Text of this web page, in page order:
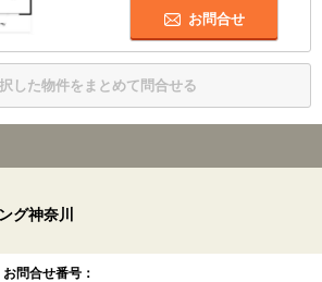
お問合せ
した物件をまとめて問合せる
グ神奈川
お問合せ番号：